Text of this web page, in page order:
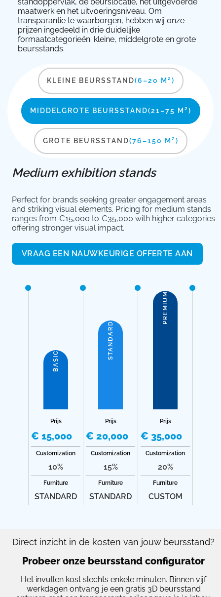
maatwerk en het uitvoeringsniveau. Om
transparantie te waarborgen, hebben wij onze
prijzen ingedeeld in drie duidelijke
formaatcategorieën: kleine, middelgrote en grote
beursstands.
KLEINE BEURSSTAND(6–20 M²)
MIDDELGROTE BEURSSTAND(21–75 M²)
GROTE BEURSSTAND(76–150 M²)
Medium exhibition stands
Perfect for brands seeking greater engagement areas
and striking visual elements. Pricing for medium stands
ranges from €15,000 to €35,000 with higher categories
offering stronger visual impact.
VRAAG EEN NAUWKEURIGE OFFERTE AAN
BASIC
Prijs
€ 15,000
Customization
10%
Furniture
STANDARD
STANDARD
Prijs
€ 20,000
Customization
15%
Furniture
STANDARD
PREMIUM
Prijs
€ 35,000
Customization
20%
Furniture
CUSTOM
Direct inzicht in de kosten van jouw beursstand?
Probeer onze beursstand configurator
Het invullen kost slechts enkele minuten. Binnen vijf
werkdagen ontvang je een gratis 3D beursstand